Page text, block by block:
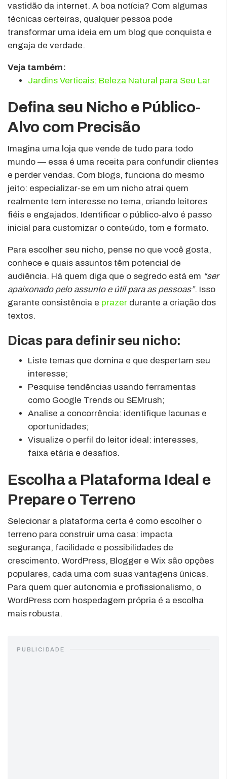
vastidão da internet. A boa notícia? Com algumas
técnicas certeiras, qualquer pessoa pode
transformar uma ideia em um blog que conquista e
engaja de verdade.
Veja também:
Jardins Verticais: Beleza Natural para Seu Lar
Defina seu Nicho e Público-
Alvo com Precisão
Imagina uma loja que vende de tudo para todo
mundo — essa é uma receita para confundir clientes
e perder vendas. Com blogs, funciona do mesmo
jeito: especializar-se em um nicho atrai quem
realmente tem interesse no tema, criando leitores
fiéis e engajados. Identificar o público-alvo é passo
inicial para customizar o conteúdo, tom e formato.
Para escolher seu nicho, pense no que você gosta,
conhece e quais assuntos têm potencial de
audiência. Há quem diga que o segredo está em “ser
apaixonado pelo assunto e útil para as pessoas”. Isso
garante consistência e prazer durante a criação dos
textos.
Dicas para definir seu nicho:
Liste temas que domina e que despertam seu
interesse;
Pesquise tendências usando ferramentas
como Google Trends ou SEMrush;
Analise a concorrência: identifique lacunas e
oportunidades;
Visualize o perfil do leitor ideal: interesses,
faixa etária e desafios.
Escolha a Plataforma Ideal e
Prepare o Terreno
Selecionar a plataforma certa é como escolher o
terreno para construir uma casa: impacta
segurança, facilidade e possibilidades de
crescimento. WordPress, Blogger e Wix são opções
populares, cada uma com suas vantagens únicas.
Para quem quer autonomia e profissionalismo, o
WordPress com hospedagem própria é a escolha
mais robusta.
PUBLICIDADE